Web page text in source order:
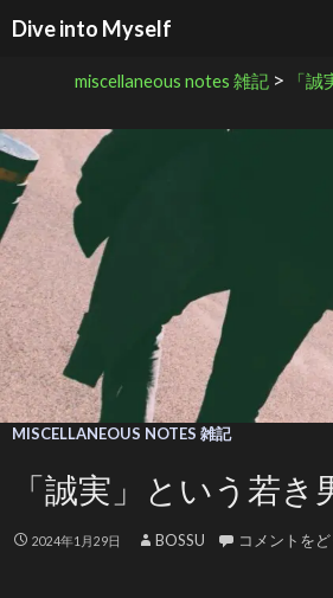
Dive into Myself
検索
miscellaneous notes 雑記 > 「
MISCELLANEOUS NOTES 雑記
「誠実」という若き
2024年1月29日 BOSSU コメントを